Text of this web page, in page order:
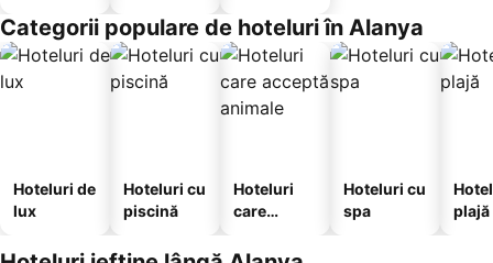
Categorii populare de hoteluri în Alanya
Hoteluri de
lux
Hoteluri cu
piscină
Hoteluri
care
animale
Hoteluri cu
spa
plajă